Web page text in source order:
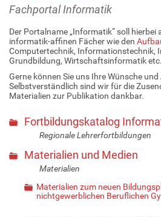
Fachportal Informatik
Der Portalname „Informatik“ soll
informatik-affinen Fächer wie den
Computertechnik, Informationstechnik,
Grundbildung, Wirtschaftsinformatik
Gerne können Sie uns Ihre Wünsche
Selbstverständlich sind wir für die
Materialien zur Publikation dankbar.
Fortbildungskatalog
Regionale Lehrerfortbildungen
Materialien und Medien
Materialien
Materialien zum neuen
nichtgewerblichen Beruflichen